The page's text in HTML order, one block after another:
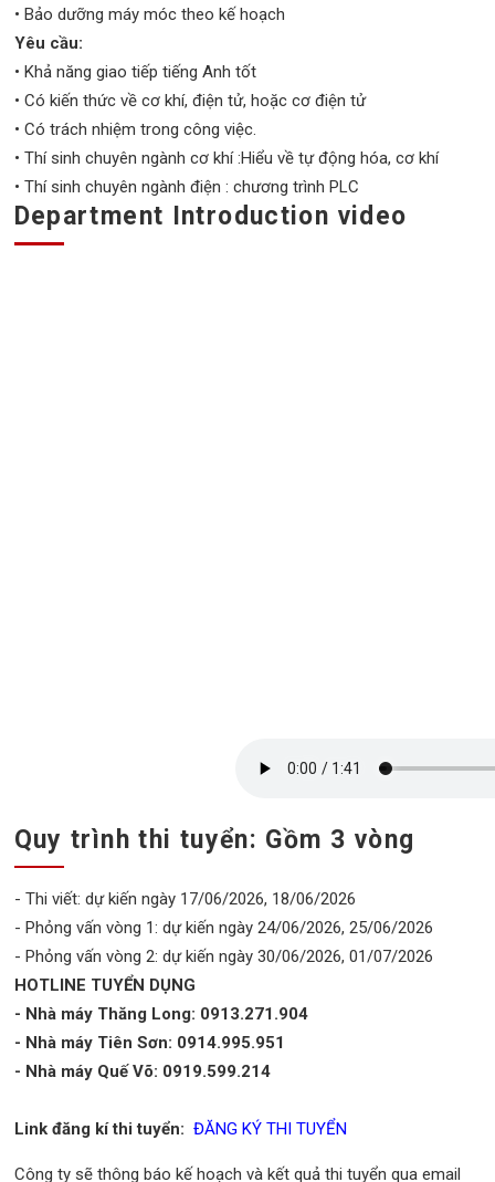
• Bảo dưỡng máy móc theo kế hoạch
Yêu cầu:
• Khả năng giao tiếp tiếng Anh tốt
• Có kiến thức về cơ khí, điện tử, hoặc cơ điện tử
• Có trách nhiệm trong công việc.
• Thí sinh chuyên ngành cơ khí :Hiểu về tự động hóa, cơ khí
• Thí sinh chuyên ngành điện : chương trình PLC
Department Introduction video
Quy trình thi tuyển: Gồm 3 vòng
- Thi viết: dự kiến ngày 17/06/2026, 18/06/2026
- Phỏng vấn vòng 1: dự kiến ngày 24/06/2026, 25/06/2026
- Phỏng vấn vòng 2: dự kiến ngày 30/06/2026, 01/07/2026
HOTLINE TUYỂN DỤNG
- Nhà máy Thăng Long: 0913.271.904
- Nhà máy Tiên Sơn: 0914.995.951
- Nhà máy Quế Võ: 0919.599.214
Link đăng kí thi tuyển: ĐĂNG KÝ THI TUYỂN
Công ty sẽ thông báo kế hoạch và kết quả thi tuyển qua email